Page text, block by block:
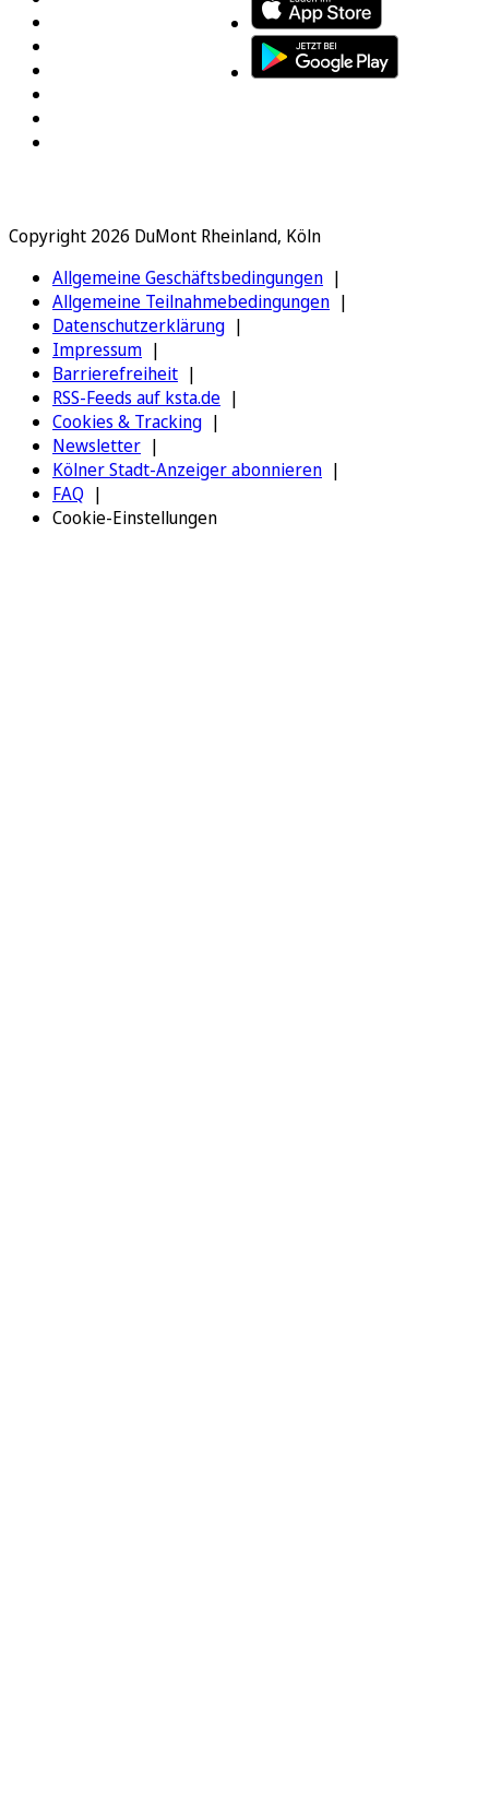
Copyright 2026 DuMont Rheinland, Köln
Allgemeine Geschäftsbedingungen
Allgemeine Teilnahmebedingungen
Datenschutzerklärung
Impressum
Barrierefreiheit
RSS-Feeds auf ksta.de
Cookies & Tracking
Newsletter
Kölner Stadt-Anzeiger abonnieren
FAQ
Cookie-Einstellungen